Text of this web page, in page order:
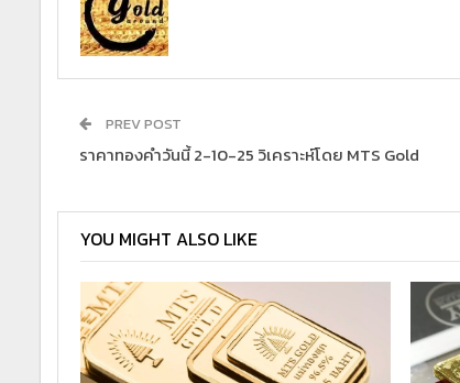
PREV POST
ราคาทองคำวันนี้ 2-10-25 วิเคราะห์โดย MTS Gold
YOU MIGHT ALSO LIKE